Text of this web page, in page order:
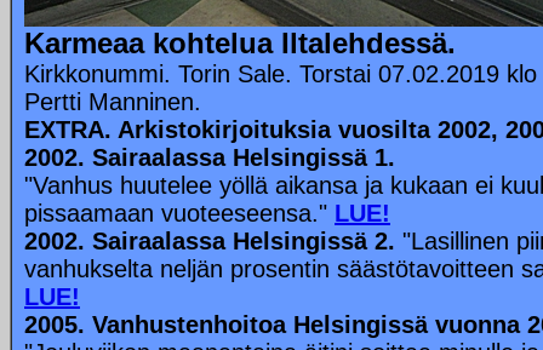
Karmeaa kohtelua Iltalehdessä.
Kirkkonummi. Torin Sale. Torstai 07.02.2019
Pertti Manninen.
EXTRA. Arkistokirjoituksia vuosilta 2002,
2002. Sairaalassa Helsingissä 1.
"Vanhus huutelee yöllä aikansa ja kukaan ei
pissaamaan vuoteeseensa." LUE!
2002. Sairaalassa Helsingissä 2. "Lasillinen
vanhukselta neljän prosentin säästötavoitteen
LUE!
2005. Vanhustenhoitoa Helsingissä vuonna